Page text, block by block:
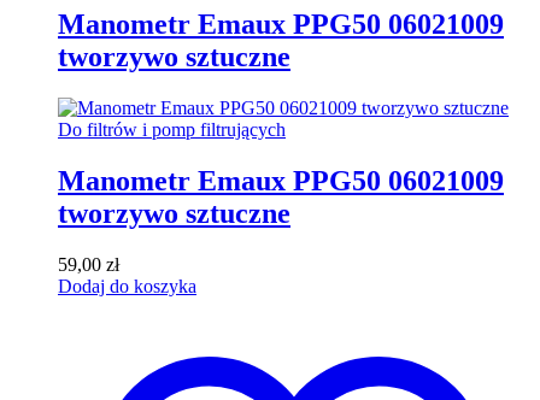
Manometr Emaux PPG50 06021009
tworzywo sztuczne
Do filtrów i pomp filtrujących
Manometr Emaux PPG50 06021009
tworzywo sztuczne
59,00 zł
Dodaj do koszyka